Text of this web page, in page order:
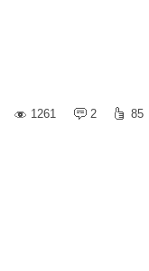
1261
2 85